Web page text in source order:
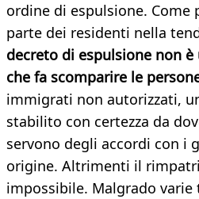
ordine di espulsione. Come
parte dei residenti nella
decreto di espulsione non
che fa scomparire le
immigrati non autorizzati,
stabilito con certezza da
servono degli accordi con i
origine. Altrimenti il
impossibile. Malgrado